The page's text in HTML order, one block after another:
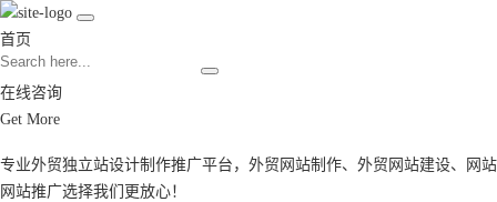
首页
在线咨询
Get More
专业外贸独立站设计制作推广平台， 外贸网站制作、 外贸网站建设、
网站
网站推广选择我们更放心！